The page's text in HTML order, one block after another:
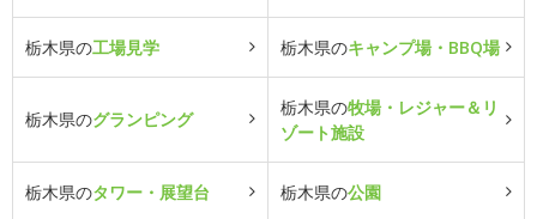
栃木県の工場見学 栃木県のキャンプ場・BBQ場
栃木県のグランピング
栃木県の牧場・レジャー＆リ
ゾート施設
栃木県のタワー・展望台 栃木県の公園